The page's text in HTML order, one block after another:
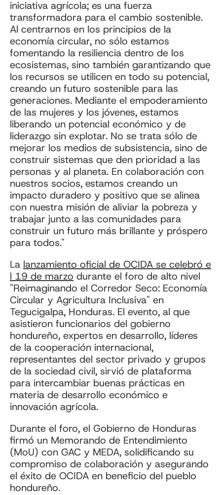
iniciativa agrícola; es una fuerza
transformadora para el cambio sostenible.
Al centrarnos en los principios de la
economía circular, no sólo estamos
fomentando la resiliencia dentro de los
ecosistemas, sino también garantizando que
los recursos se utilicen en todo su potencial,
creando un futuro sostenible para las
generaciones. Mediante el empoderamiento
de las mujeres y los jóvenes, estamos
liberando un potencial económico y de
liderazgo sin explotar. No se trata sólo de
mejorar los medios de subsistencia, sino de
construir sistemas que den prioridad a las
personas y al planeta. En colaboración con
nuestros socios, estamos creando un
impacto duradero y positivo que se alinea
con nuestra misión de aliviar la pobreza y
trabajar junto a las comunidades para
construir un futuro más brillante y próspero
para todos."
La lanzamiento oficial de OCIDA se celebró e
l 19 de marzo durante el foro de alto nivel
"Reimaginando el Corredor Seco: Economía
Circular y Agricultura Inclusiva" en
Tegucigalpa, Honduras. El evento, al que
asistieron funcionarios del gobierno
hondureño, expertos en desarrollo, líderes
de la cooperación internacional,
representantes del sector privado y grupos
de la sociedad civil, sirvió de plataforma
para intercambiar buenas prácticas en
materia de desarrollo económico e
innovación agrícola.
Durante el foro, el Gobierno de Honduras
firmó un Memorando de Entendimiento
(MoU) con GAC y MEDA, solidificando su
compromiso de colaboración y asegurando
el éxito de OCIDA en beneficio del pueblo
hondureño.